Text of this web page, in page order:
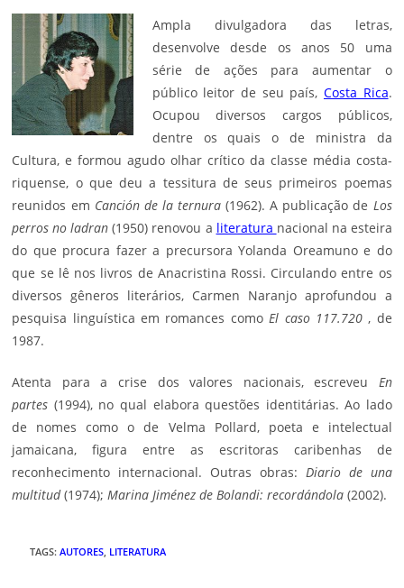
Ampla divulgadora das letras,
desenvolve desde os anos 50 uma
série de ações para aumentar o
público leitor de seu país, Costa Rica.
Ocupou diversos cargos públicos,
dentre os quais o de ministra da
Cultura, e formou agudo olhar crítico da classe média costa-
riquense, o que deu a tessitura de seus primeiros poemas
reunidos em Canción de la ternura(1962). A publicação de Los
perros no ladran(1950) renovou a literatura nacional na esteira
do que procura fazer a precursora Yolanda Oreamuno e do
que se lê nos livros de Anacristina Rossi. Circulando entre os
diversos gêneros literários, Carmen Naranjo aprofundou a
pesquisa linguística em romances comoEl caso 117.720, de
1987.
Atenta para a crise dos valores nacionais, escreveu En
partes (1994), no qual elabora questões identitárias. Ao lado
de nomes como o de Velma Pollard, poeta e intelectual
jamaicana, figura entre as escritoras caribenhas de
reconhecimento internacional. Outras obras: Diario de una
multitud(1974);Marina Jiménez de Bolandi: recordándola(2002).
TAGS:AUTORES, LITERATURA